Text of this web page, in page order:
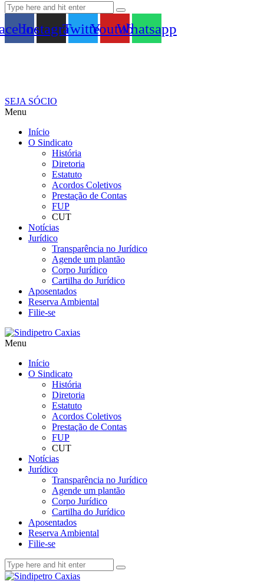
InstagramTwitterYoutubeWhatsapp
SEJA SÓCIO
Menu
Início
O Sindicato
História
Diretoria
Estatuto
Acordos Coletivos
Prestação de Contas
FUP
CUT
Notícias
Jurídico
Transparência no Jurídico
Agende um plantão
Corpo Jurídico
Cartilha do Jurídico
Aposentados
Reserva Ambiental
Filie-se
Menu
Início
O Sindicato
História
Diretoria
Estatuto
Acordos Coletivos
Prestação de Contas
FUP
CUT
Notícias
Jurídico
Transparência no Jurídico
Agende um plantão
Corpo Jurídico
Cartilha do Jurídico
Aposentados
Reserva Ambiental
Filie-se